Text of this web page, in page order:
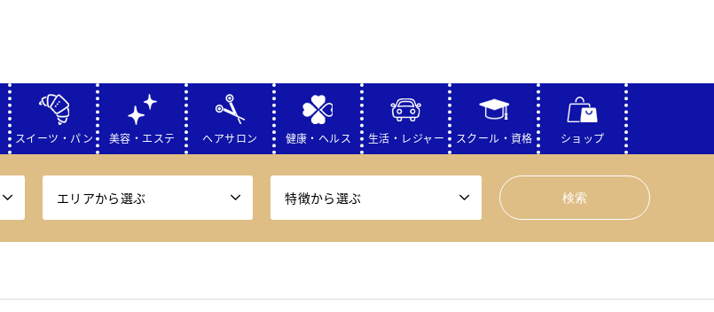
スイーツ・パン 美容・エステ ヘアサロン 健康・ヘルス 生活・レジャー スクール・資格 ショップ
エリアから選ぶ 特徴から選ぶ